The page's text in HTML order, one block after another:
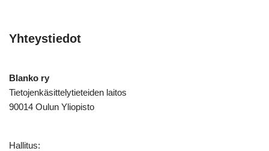
Yhteystiedot
Blanko ry
Tietojenkäsittelytieteiden laitos
90014 Oulun Yliopisto
Hallitus: